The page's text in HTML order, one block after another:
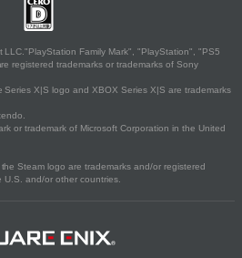
Family Mark", "PlayStation", "PS5
registered trademarks or trademarks of Sony
Series X|S logo and XBOX Series X|S are trademarks
or trademark of Microsoft Corporation in the United
Steam logo are trademarks and/or registered
U.S. and/or other countries.